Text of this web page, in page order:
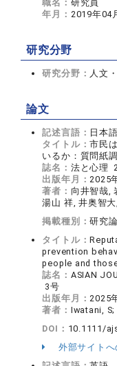
職名： 研究員
年月： 2019年04
研究分野
研究分野： 人文
論文
記述言語： 日本語
タイトル：市民
いるか：質問紙
誌名： 法と心理
出版年月：2025
著者： 向井智哉,
湯山 祥, 井奥智
掲載種別：研究
タイトル：
prevention
people and
誌名： ASIAN
3号
出版年月：2025
著者： Iwatani,
DOI： 10.1111/
外部サイト